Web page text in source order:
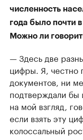
численность
года было почти
Можно ли
— Здесь две
цифры. Я, честно
документов, ни
подтверждали бы
на мой взгляд,
если взять эту
колоссальный